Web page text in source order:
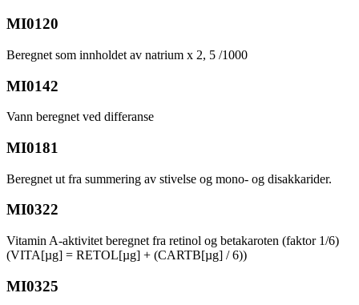
MI0120
Beregnet som innholdet av natrium x 2, 5 /1000
MI0142
Vann beregnet ved differanse
MI0181
Beregnet ut fra summering av stivelse og mono- og disakkarider.
MI0322
Vitamin A-aktivitet beregnet fra retinol og betakaroten (faktor 1/6)
(VITA[µg] = RETOL[µg] + (CARTB[µg] / 6))
MI0325